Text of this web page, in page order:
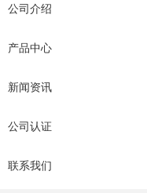
公司介绍
产品中心
新闻资讯
公司认证
联系我们